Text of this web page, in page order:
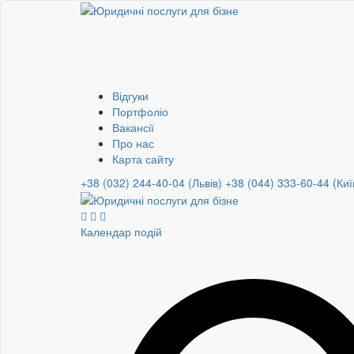
Відгуки
Портфоліо
Вакансії
Про нас
Карта сайту
+38 (032) 244-40-04 (Львів) +38 (044) 333-60-44
Календар подій